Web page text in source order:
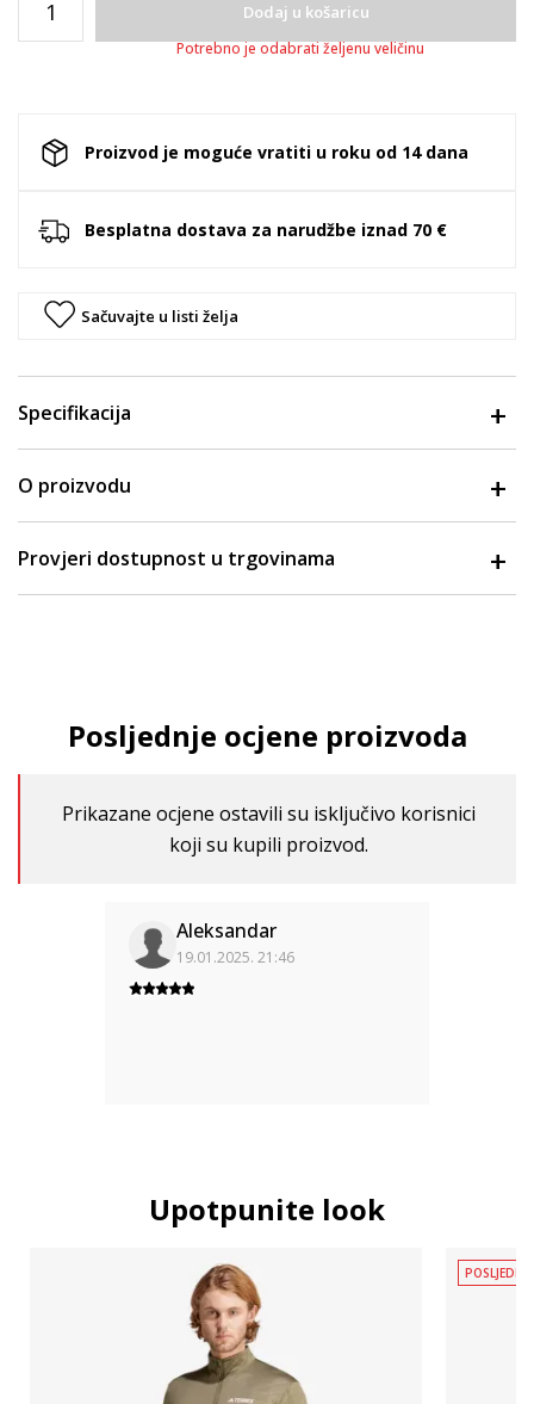
Dodaj u košaricu
Potrebno je odabrati željenu veličinu
Proizvod je moguće vratiti u roku od 14 dana
Besplatna dostava za narudžbe iznad 70 €
Sačuvajte u listi želja
Specifikacija
O proizvodu
Provjeri dostupnost u trgovinama
Posljednje ocjene proizvoda
Prikazane ocjene ostavili su isključivo korisnici
koji su kupili proizvod.
Aleksandar
19.01.2025. 21:46
Upotpunite look